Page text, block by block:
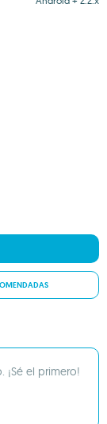
¡Sé el primero!